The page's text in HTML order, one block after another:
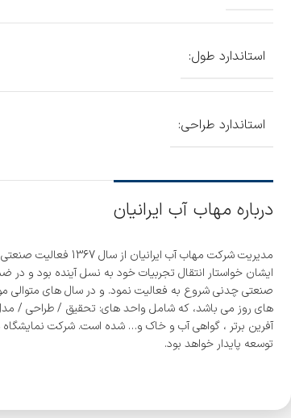
استاندارد طول:
استاندارد طراحی:
درباره مهاب آب ایرانیان
های روز می باشد، که شامل واحد های: تحقیق / طراحی /
آفرین برتر ، گواهی آب و خاک و… شده است. شرکت
توسعه پایدار خواهد بود.